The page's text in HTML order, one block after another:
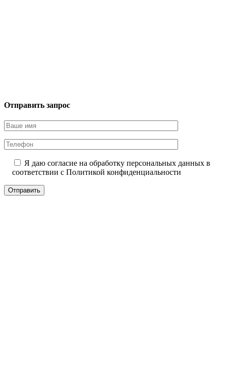
Отправить запрос
Я даю согласие на обработку персональных данных в
соответствии с Политикой конфиденциальности